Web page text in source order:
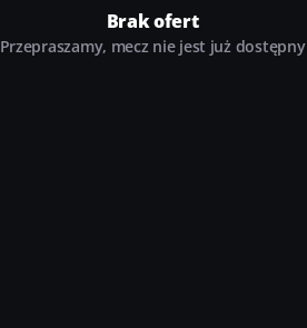
Brak ofert
Przepraszamy, mecz nie jest już dostępny